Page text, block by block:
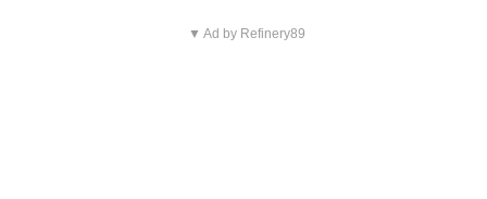
▼ Ad by Refinery89